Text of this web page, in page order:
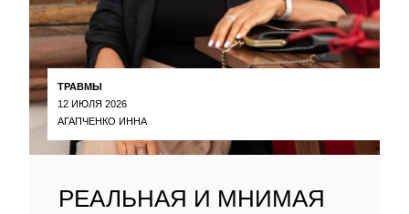
ТРАВМЫ
12 ИЮЛЯ 2026
АГАПЧЕНКО ИННА
РЕАЛЬНАЯ И МНИМАЯ